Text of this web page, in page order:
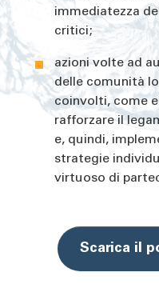
immediatezza
critici;
azioni volte ad
delle comunità
coinvolti, come
rafforzare il
e, quindi,
strategie
virtuoso di
Scarica il